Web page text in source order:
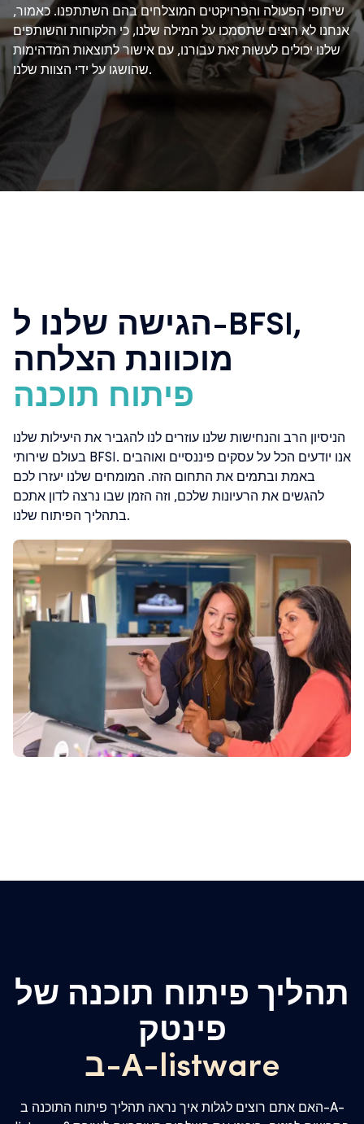
שיתופי הפעולה והפרויקטים המוצלחים בהם השתתפנו. כאמור,
אנחנו לא רוצים שתסמכו על המילה שלנו, כי הלקוחות והשותפים
שלנו יכולים לעשות זאת עבורנו, עם אישור לתוצאות המדהימות
שהושגו על ידי הצוות שלנו.
הגישה שלנו ל-BFSI,
מוכוונת הצלחה
פיתוח תוכנה
הניסיון הרב והנחישות שלנו עוזרים לנו להגביר את היעילות שלנו
בעולם שירותי BFSI. אנו יודעים הכל על עסקים פיננסיים ואוהבים
באמת ובתמים את התחום הזה. המומחים שלנו יעזרו לכם
להגשים את הרעיונות שלכם, וזה הזמן שבו נרצה לדון אתכם
בתהליך הפיתוח שלנו.
תהליך פיתוח תוכנה של
פינטק
ב-A-listware
האם אתם רוצים לגלות איך נראה תהליך פיתוח התוכנה ב-A-